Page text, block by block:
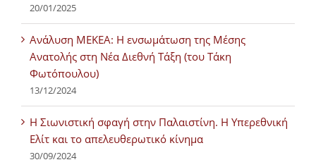
20/01/2025
Ανάλυση ΜΕΚΕΑ: Η ενσωμάτωση της Μέσης
Ανατολής στη Νέα Διεθνή Τάξη (του Τάκη
Φωτόπουλου)
13/12/2024
Η Σιωνιστική σφαγή στην Παλαιστίνη. Η Υπερεθνική
Ελίτ και το απελευθερωτικό κίνημα
30/09/2024